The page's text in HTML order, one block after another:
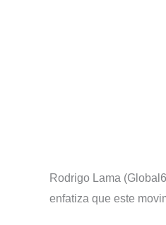
Rodrigo Lama
enfatiza que este